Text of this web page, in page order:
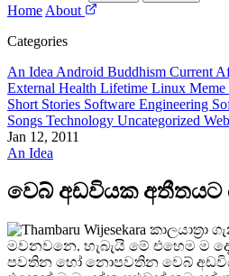
Home About
Categories
An Idea Android Buddhism Current
External Health Lifetime Linux Meme
Short Stories Software Engineering
Songs Technology Uncategorized
Jan 12, 2011
An Idea
වෙබ් අඩවියක අතීතයට
කාලයාත්‍රා
මවනවනෙ. හැබැයි මේ එහෙම ම
පවතින හෝ නොපවතින වෙබ්